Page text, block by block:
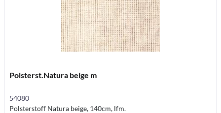
Polsterst.Natura beige m
54080
Polsterstoff Natura beige, 140cm, lfm.